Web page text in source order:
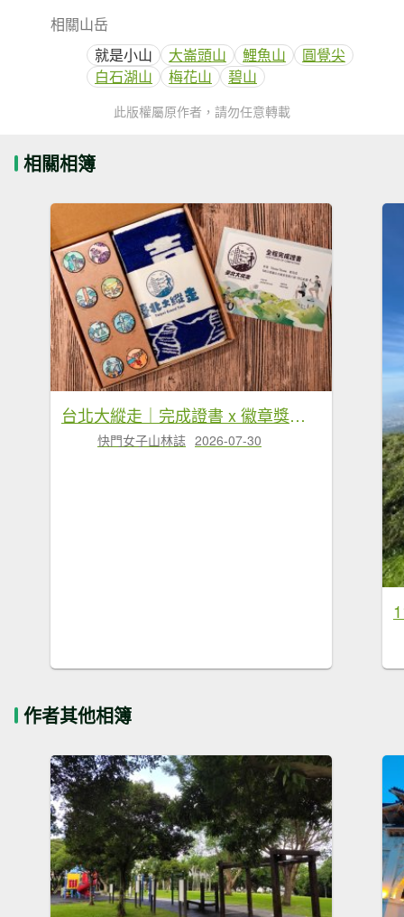
相關山岳
就是小山
大崙頭山 鯉魚山
圓覺尖
白石湖山
梅花山 碧山
此版權屬原作者，請勿任意轉載
相關相簿
台北大縱走｜完成證書 x 徽章獎品 x 路線全攻略
快門女子山林誌 2026-07-30
作者其他相簿